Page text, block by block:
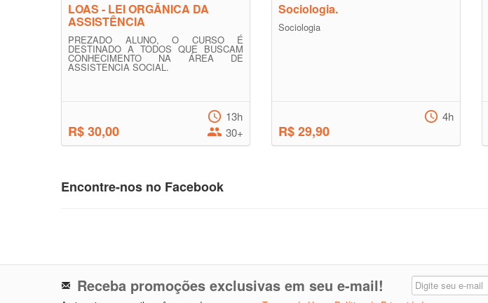
LOAS - LEI ORGÂNICA DA
ASSISTÊNCIA
PREZADO ALUNO, O CURSO É
DESTINADO A TODOS QUE BUSCAM
CONHECIMENTO NA ÁREA DE
ASSISTENCIA SOCIAL.
R$ 30,00
13h
30+
Sociologia.
Sociologia
R$ 29,90
4h
Encontre-nos no Facebook
Receba promoções exclusivas em seu e-mail!